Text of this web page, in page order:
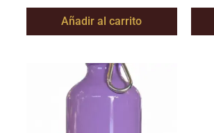
Añadir al carrito